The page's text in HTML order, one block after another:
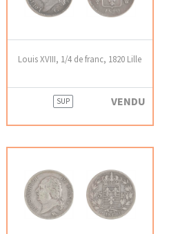
Louis XVIII, 1/4 de franc, 1820 Lille
SUP VENDU